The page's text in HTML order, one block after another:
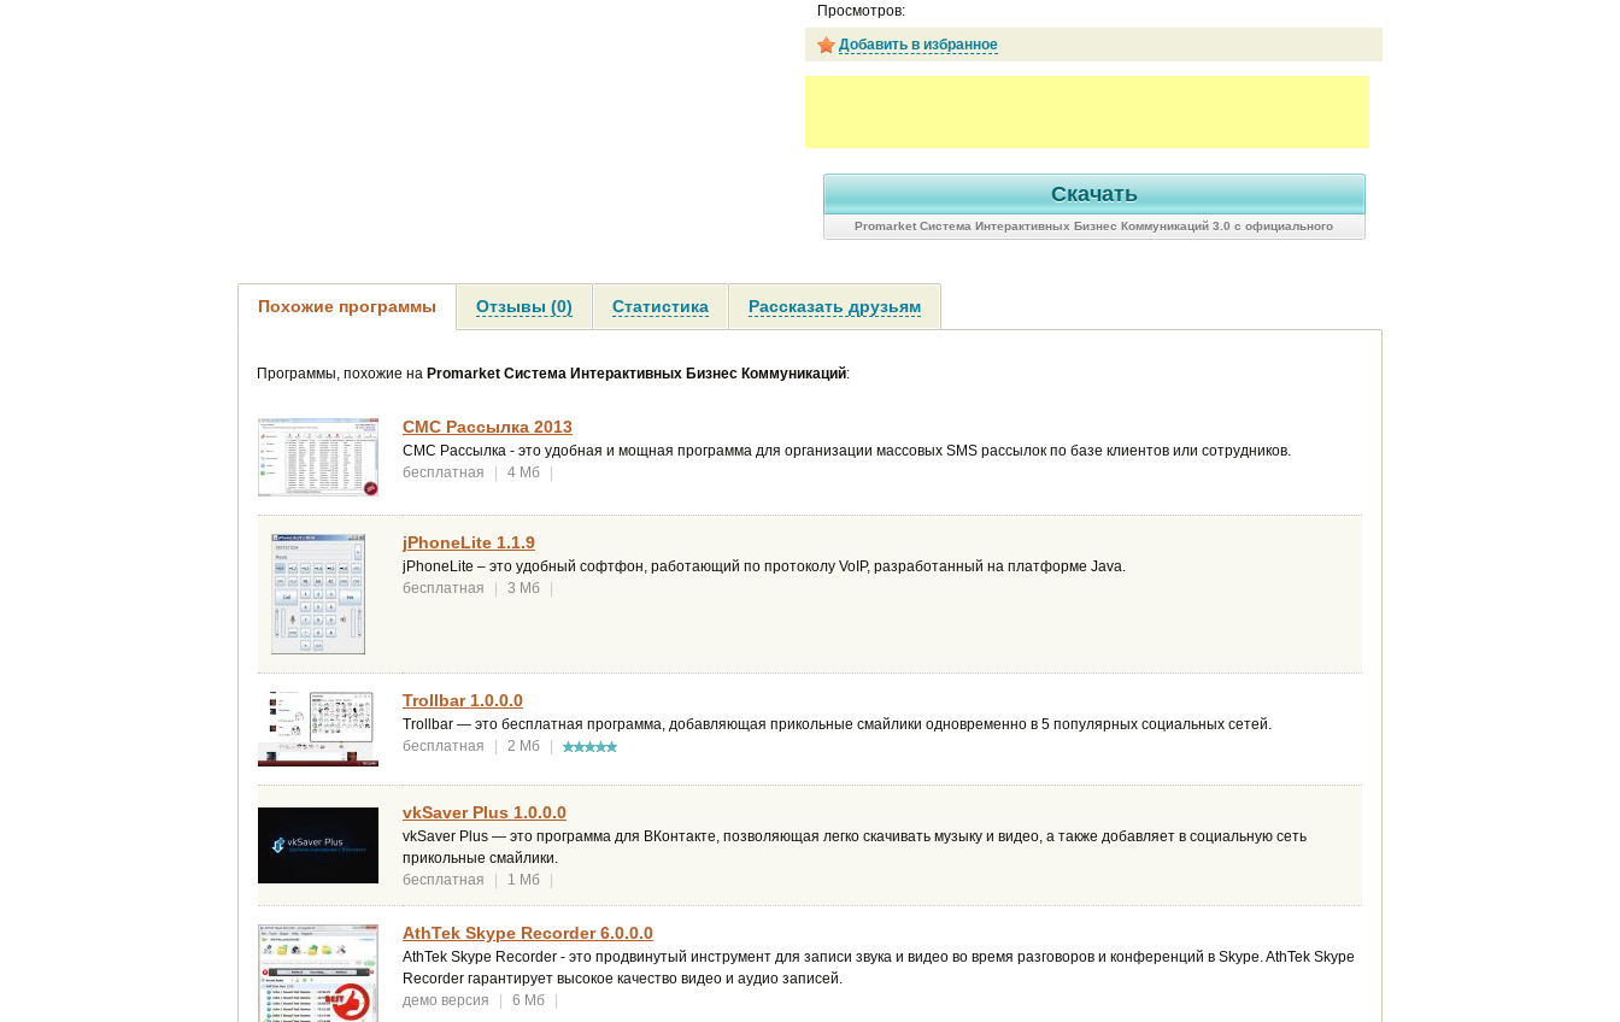
Просмотров:
Добавить в избранное
Скачать
Promarket Система Интерактивных Бизнес Коммуникаций 3.0 с официального
Похожие программы Отзывы (0) Статистика Рассказать друзьям
Программы, похожие на Promarket Система Интерактивных Бизнес Коммуникаций:
СМС Рассылка 2013
СМС Рассылка - это удобная и мощная программа для организации массовых SMS рассылок по базе клиентов или сотрудников.
бесплатная
| 4 Мб |
jPhoneLite 1.1.9
jPhoneLite – это удобный софтфон, работающий по протоколу VoIP, разработанный на платформе Java.
бесплатная
| 3 Мб |
Trollbar 1.0.0.0
Trollbar — это бесплатная программа, добавляющая прикольные смайлики одновременно в 5 популярных социальных сетей.
бесплатная
| 2 Мб |
vkSaver Plus 1.0.0.0
vkSaver Plus — это программа для ВКонтакте, позволяющая легко скачивать музыку и видео, а также добавляет в социальную сеть
прикольные смайлики.
бесплатная
| 1 Мб |
AthTek Skype Recorder 6.0.0.0
AthTek Skype Recorder - это продвинутый инструмент для записи звука и видео во время разговоров и конференций в Skype. AthTek Skype
Recorder гарантирует высокое качество видео и аудио записей.
демо версия
| 6 Мб |